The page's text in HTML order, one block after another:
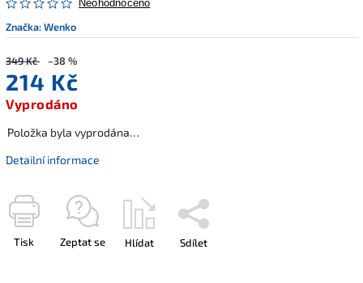
Neohodnoceno
Značka:Wenko
349 Kč –38 %
214 Kč
Vyprodáno
Položka byla vyprodána…
Detailní informace
Tisk Zeptat se Hlídat Sdílet